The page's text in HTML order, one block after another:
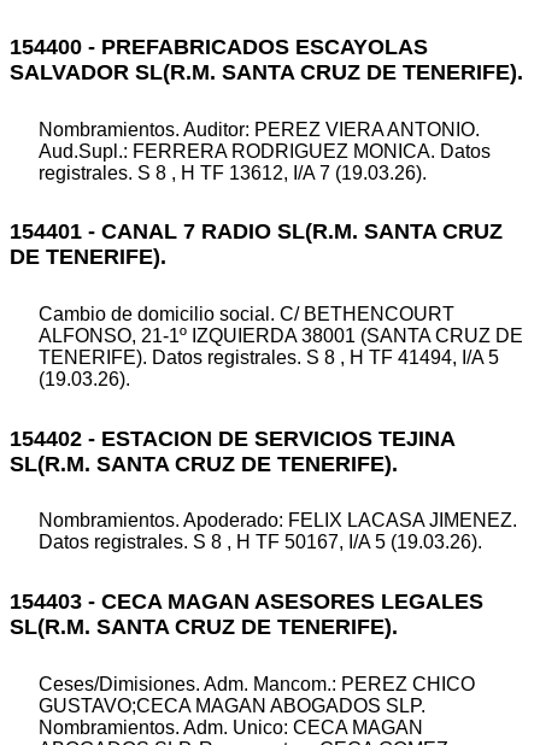
154400 - PREFABRICADOS ESCAYOLAS
SALVADOR SL(R.M. SANTA CRUZ DE TENERIFE).
Nombramientos. Auditor: PEREZ VIERA ANTONIO.
Aud.Supl.: FERRERA RODRIGUEZ MONICA. Datos
registrales. S 8 , H TF 13612, I/A 7 (19.03.26).
154401 - CANAL 7 RADIO SL(R.M. SANTA CRUZ
DE TENERIFE).
Cambio de domicilio social. C/ BETHENCOURT
ALFONSO, 21-1º IZQUIERDA 38001 (SANTA CRUZ DE
TENERIFE). Datos registrales. S 8 , H TF 41494, I/A 5
(19.03.26).
154402 - ESTACION DE SERVICIOS TEJINA
SL(R.M. SANTA CRUZ DE TENERIFE).
Nombramientos. Apoderado: FELIX LACASA JIMENEZ.
Datos registrales. S 8 , H TF 50167, I/A 5 (19.03.26).
154403 - CECA MAGAN ASESORES LEGALES
SL(R.M. SANTA CRUZ DE TENERIFE).
Ceses/Dimisiones. Adm. Mancom.: PEREZ CHICO
GUSTAVO;CECA MAGAN ABOGADOS SLP.
Nombramientos. Adm. Unico: CECA MAGAN